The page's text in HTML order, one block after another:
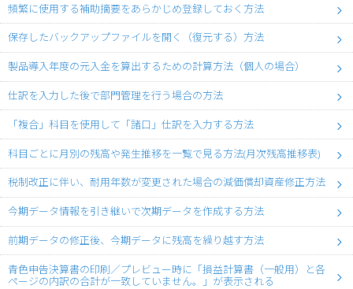
頻繁に使用する補助摘要をあらかじめ登録しておく方法
保存したバックアップファイルを開く（復元する）方法
製品導入年度の元入金を算出するための計算方法（個人の場合）
仕訳を入力した後で部門管理を行う場合の方法
「複合」科目を使用して「諸口」仕訳を入力する方法
科目ごとに月別の残高や発生推移を一覧で見る方法(月次残高推移表)
税制改正に伴い、耐用年数が変更された場合の減価償却資産修正方法
今期データ情報を引き継いで次期データを作成する方法
前期データの修正後、今期データに残高を繰り越す方法
青色申告決算書の印刷／プレビュー時に「損益計算書（一般用）と各
ページの内訳の合計が一致していません。」が表示される